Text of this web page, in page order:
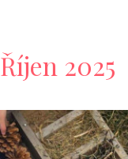
Říjen 2025